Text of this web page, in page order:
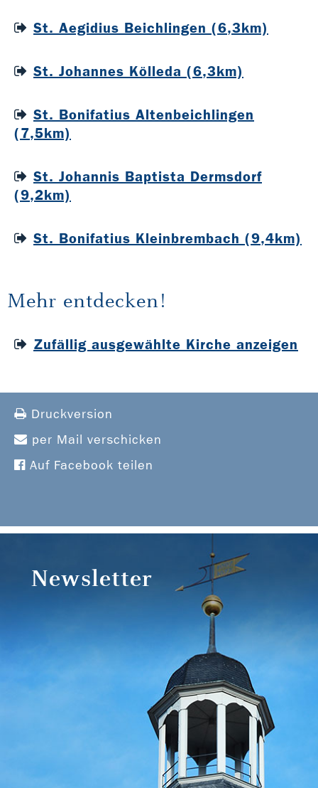
St. Aegidius Beichlingen (6,3km)
St. Johannes Kölleda (6,3km)
St. Bonifatius Altenbeichlingen
(7,5km)
St. Johannis Baptista Dermsdorf
(9,2km)
St. Bonifatius Kleinbrembach (9,4km)
Mehr entdecken!
Zufällig ausgewählte Kirche anzeigen
Druckversion
per Mail verschicken
Auf Facebook teilen
Newsletter